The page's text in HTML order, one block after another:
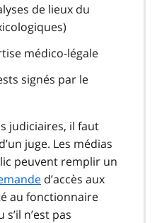
de lieux du
médico-légale
signés par le
judiciaires, il faut
juge. Les médias
peuvent remplir un
d’accès aux
au fonctionnaire
n’est pas